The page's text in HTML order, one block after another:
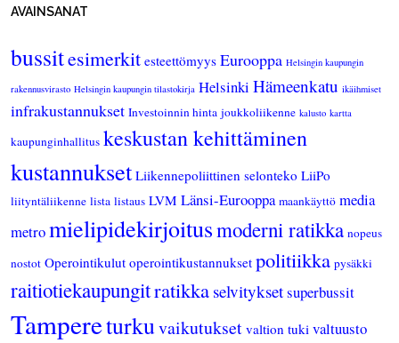
AVAINSANAT
bussitesimerkit esteettömyys Eurooppa Helsingin kaupungin
rakennusvirasto Helsingin kaupungin tilastokirja Helsinki Hämeenkatu ikäihmiset
infrakustannukset Investoinnin hinta joukkoliikenne kalusto kartta
kaupunginhallitus keskustan kehittäminen
kustannukset Liikennepoliittinen selonteko LiiPo
liityntäliikenne lista listaus LVM Länsi-Eurooppa maankäyttö media
metromielipidekirjoitusmoderni ratikka nopeus
nostot Operointikulut operointikustannukset politiikka pysäkki
raitiotiekaupungitratikka selvityksetsuperbussit
Tampereturkuvaikutukset valtion tuki valtuusto